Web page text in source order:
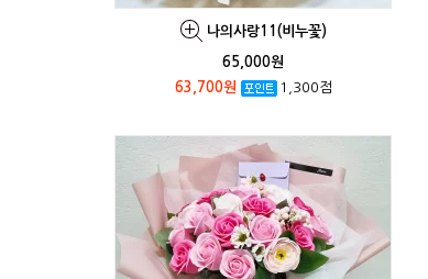
나의사랑11(비누꽃)
65,000원
63,700원
1,300점